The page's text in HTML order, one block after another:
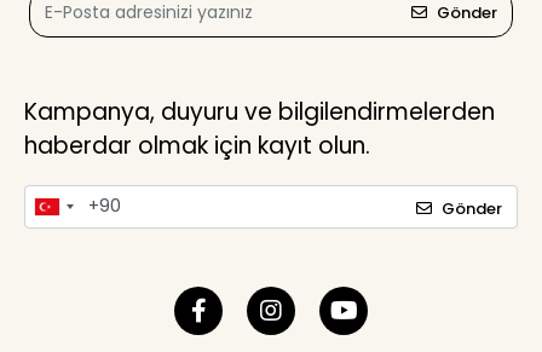
Gönder
Kampanya, duyuru ve bilgilendirmelerden
haberdar olmak için kayıt olun.
Gönder